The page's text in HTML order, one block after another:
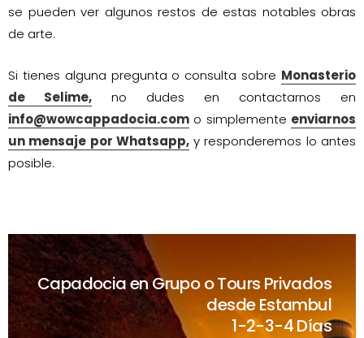
se pueden ver algunos restos de estas notables obras
de arte.
Si tienes alguna pregunta o consulta sobre Monasterio
de Selime, no dudes en contactarnos en
info@wowcappadocia.com o simplemente enviarnos
un mensaje por Whatsapp,y responderemos lo antes
posible.
Capadocia en Grupo o Tours Privados
desde Estambul
1-2-3-4 Días